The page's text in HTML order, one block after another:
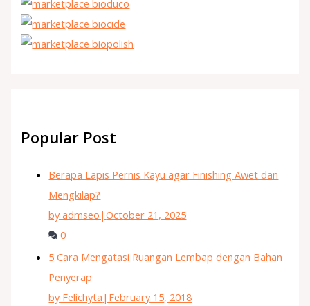
Popular Post
Berapa Lapis Pernis Kayu agar Finishing Awet dan
Mengkilap?
by admseo |October 21, 2025
0
5 Cara Mengatasi Ruangan Lembap dengan Bahan
Penyerap
by Felichyta | February 15, 2018